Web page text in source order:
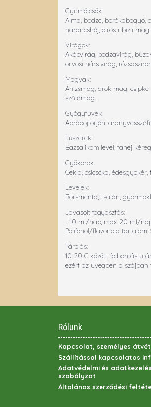
Gyümölcsök:
Alma, bodza, borókabogyó,
narancshéj, piros ribizli
Virágok:
Akácvirág, bodzavirág,
orvosi hárs virág,
Magvak:
Ánizsmag, cirok mag,
szőlőmag.
Gyógyfüvek:
Apróbojtorján,
Fűszerek:
Bazsalikom levél, fahéj
Gyökerek:
Cékla, csicsóka,
Levelek:
Borsmenta, csalán,
Javasolt fogyasztás:
- 10 ml/nap, max. 20 ml/
Polifenol/flavonoid
Tárolás:
10-20 C között, felbontás
ezért az üvegben a szájban
Rólunk
Kapcsolat, személyes
Szállítással kapcsolatos
Adatvédelmi és
szabályzat
Általános szerződési